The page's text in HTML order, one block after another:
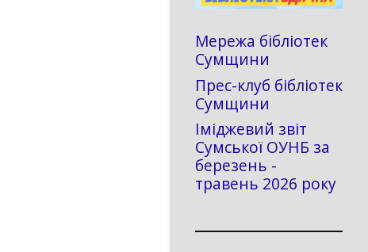
Мережа бібліотек
Сумщини
Прес-клуб бібліотек
Сумщини
Іміджевий звіт
Сумської ОУНБ за
березень -
травень 2026 року